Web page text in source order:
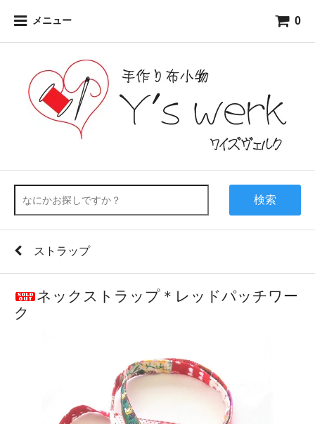
メニュー 0
検索
ストラップ
ネックストラップ＊レッドパッチワー
ク